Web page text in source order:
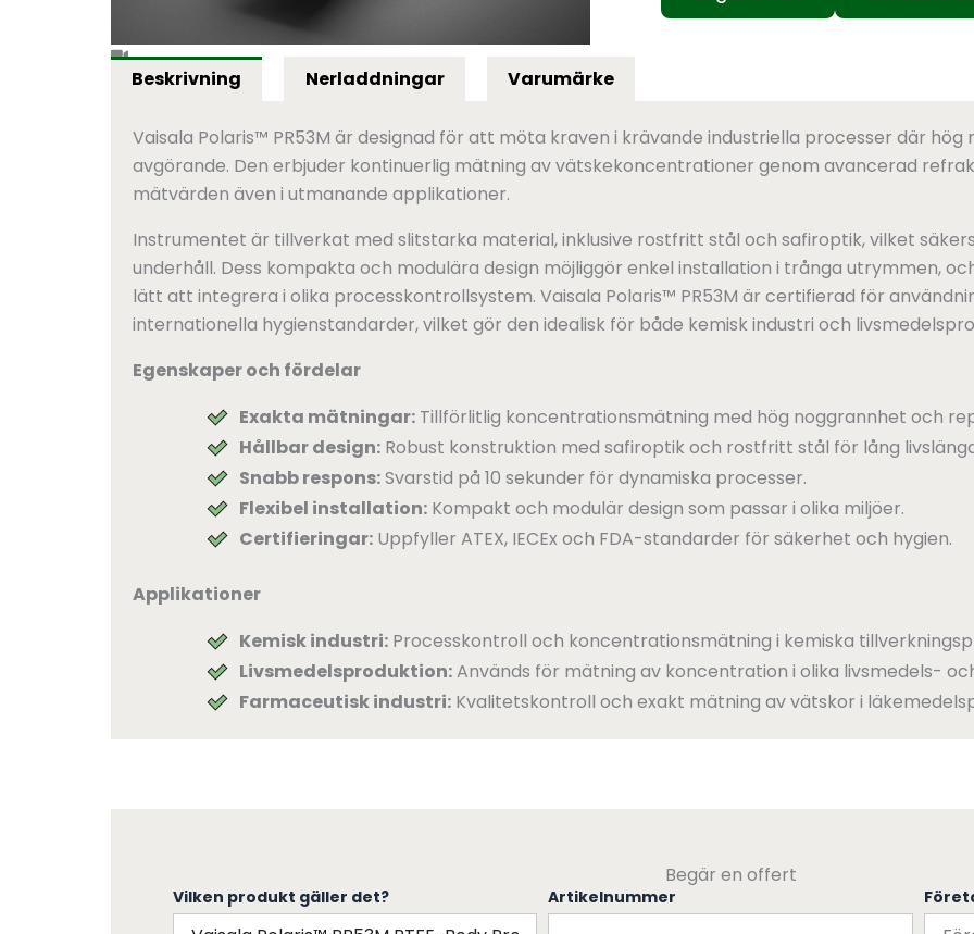
Beskrivning Nerladdningar Varumärke
Vaisala Polaris™ PR53M är designad för att möta kraven i krävande industriella processer där
avgörande. Den erbjuder kontinuerlig mätning av vätskekoncentrationer genom avancerad
mätvärden även i utmanande applikationer.
Instrumentet är tillverkat med slitstarka material, inklusive rostfritt stål och safiroptik, vilket
underhåll. Dess kompakta och modulära design möjliggör enkel installation i trånga utrymmen,
lätt att integrera i olika processkontrollsystem. Vaisala Polaris™ PR53M är certifierad för
internationella hygienstandarder, vilket gör den idealisk för både kemisk industri och
Egenskaper och fördelar
Exakta mätningar: Tillförlitlig koncentrationsmätning med hög noggrannhet och
Hållbar design: Robust konstruktion med safiroptik och rostfritt stål för lång
Snabb respons:Svarstid på 10 sekunder för dynamiska processer.
Flexibel installation: Kompakt och modulär design som passar i olika miljöer.
Certifieringar: Uppfyller ATEX, IECEx och FDA-standarder för säkerhet och hygien.
Applikationer
Kemisk industri: Processkontroll och koncentrationsmätning i kemiska
Livsmedelsproduktion:Används för mätning av koncentration i olika livsmedels-
Farmaceutisk industri: Kvalitetskontroll och exakt mätning av vätskor i
Begär en offert
Vilken produkt gäller det? Artikelnummer